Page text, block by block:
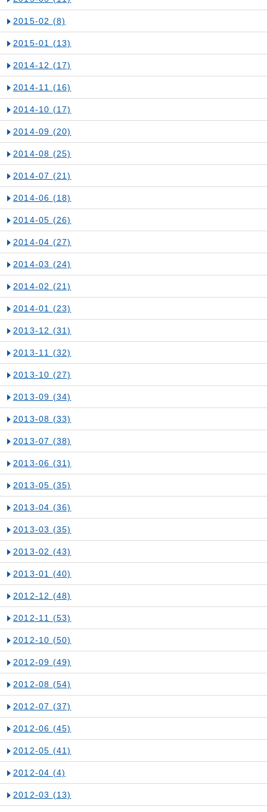
2015-02 (8)
2015-01 (13)
2014-12 (17)
2014-11 (16)
2014-10 (17)
2014-09 (20)
2014-08 (25)
2014-07 (21)
2014-06 (18)
2014-05 (26)
2014-04 (27)
2014-03 (24)
2014-02 (21)
2014-01 (23)
2013-12 (31)
2013-11 (32)
2013-10 (27)
2013-09 (34)
2013-08 (33)
2013-07 (38)
2013-06 (31)
2013-05 (35)
2013-04 (36)
2013-03 (35)
2013-02 (43)
2013-01 (40)
2012-12 (48)
2012-11 (53)
2012-10 (50)
2012-09 (49)
2012-08 (54)
2012-07 (37)
2012-06 (45)
2012-05 (41)
2012-04 (4)
2012-03 (13)